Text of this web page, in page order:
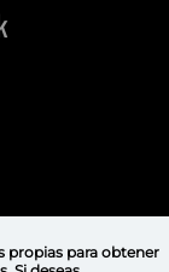
propiaspara obtener